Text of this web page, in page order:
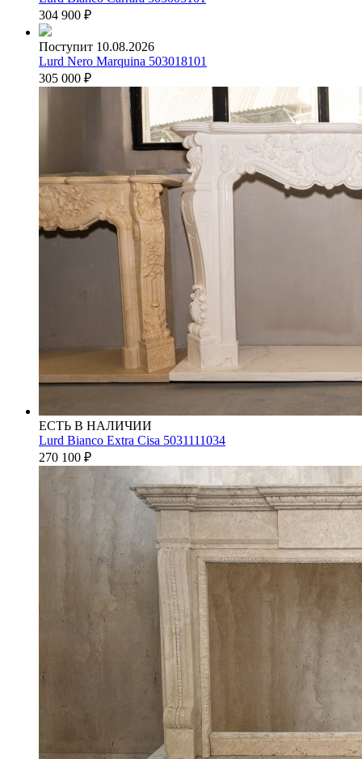
304 900 ₽
Поступит 10.08.2026
Lurd Nero Marquina 503018101
305 000 ₽
ЕСТЬ В НАЛИЧИИ
Lurd Bianco Extra Cisa 5031111034
270 100 ₽